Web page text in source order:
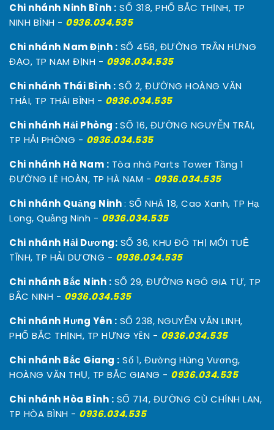
Chi nhánh Ninh Bình : SỐ 318, PHỐ BẮC THỊNH, TP
NINH BÌNH - 0936.034.535
Chi nhánh Nam Định : SỐ 458, ĐƯỜNG TRẦN HƯNG
ĐẠO, TP NAM ĐỊNH - 0936.034.535
Chi nhánh Thái Bình : SỐ 2, ĐƯỜNG HOÀNG VĂN
THÁI, TP THÁI BÌNH - 0936.034.535
Chi nhánh Hải Phòng :SỐ 16, ĐƯỜNG NGUYỄN TRÃI,
TP HẢI PHÒNG - 0936.034.535
Chi nhánh Hà Nam : Tòa nhà Parts Tower Tầng 1
ĐƯỜNG LÊ HOÀN, TP HÀ NAM - 0936.034.535
Chi nhánh Quảng Ninh: SỐ NHÀ 18, Cao Xanh, TP Hạ
Long, Quảng Ninh - 0936.034.535
Chi nhánh Hải Dương: SỐ 36, KHU ĐÔ THỊ MỚI TUỆ
TĨNH, TP HẢI DƯƠNG - 0936.034.535
Chi nhánh Bắc Ninh : SỐ 29, ĐƯỜNG NGÔ GIA TỰ, TP
BẮC NINH - 0936.034.535
Chi nhánh Hưng Yên : SỐ 238, NGUYỄN VĂN LINH,
PHỐ BẮC THỊNH, TP HƯNG YÊN - 0936.034.535
Chi nhánh Bắc Giang : Số 1, Đường Hùng Vương,
HOÀNG VĂN THỤ, TP BẮC GIANG - 0936.034.535
Chi nhánh Hòa Bình : SỐ 714, ĐƯỜNG CÙ CHÍNH LAN,
TP HÒA BÌNH - 0936.034.535